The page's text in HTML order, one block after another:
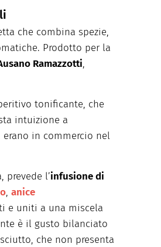
che combina spezie,
Prodotto per la
Ramazzotti,
tonificante, che
intuizione a
in commercio nel
prevede l’infusione di
, anice
e uniti a una miscela
è il gusto bilanciato
che non presenta